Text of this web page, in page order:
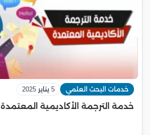
خدمات البحث العلمي 5 يناير 2025
خدمة الترجمة الأكاديمية المعتمدة